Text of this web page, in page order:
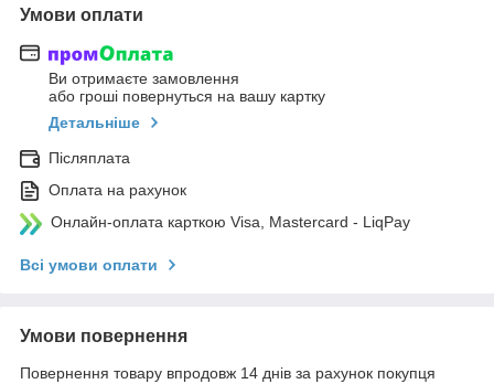
Умови оплати
Ви отримаєте замовлення
або гроші повернуться на вашу картку
Детальніше
Післяплата
Оплата на рахунок
Онлайн-оплата карткою Visa, Mastercard - LiqPay
Всі умови оплати
Умови повернення
Повернення товару впродовж 14 днів за рахунок покупця